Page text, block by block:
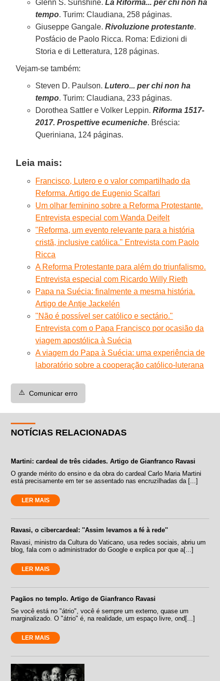
Glenn S. Sunshine.La Riforma... per chi non ha
tempo. Turim: Claudiana, 258 páginas.
Giuseppe Gangale.Rivoluzione protestante.
Posfácio de Paolo Ricca. Roma: Edizioni di
Storia e di Letteratura, 128 páginas.
Vejam-se também:
Steven D. Paulson.Lutero... per chi non ha
tempo. Turim: Claudiana, 233 páginas.
Dorothea Sattler e Volker Leppin.Riforma 1517-
2017. Prospettive ecumeniche. Bréscia:
Queriniana, 124 páginas.
Leia mais:
Francisco, Lutero e o valor compartilhado da
Reforma. Artigo de Eugenio Scalfari
Um olhar feminino sobre a Reforma Protestante.
Entrevista especial com Wanda Deifelt
"Reforma, um evento relevante para a história
cristã, inclusive católica." Entrevista com Paolo
Ricca
A Reforma Protestante para além do triunfalismo.
Entrevista especial com Ricardo Willy Rieth
Papa na Suécia: finalmente a mesma história.
Artigo de Antje Jackelén
"Não é possível ser católico e sectário."
Entrevista com o Papa Francisco por ocasião da
viagem apostólica à Suécia
A viagem do Papa à Suécia: uma experiência de
laboratório sobre a cooperação católico-luterana
⚠️ Comunicar erro
NOTÍCIAS RELACIONADAS
Martini: cardeal de três cidades. Artigo de Gianfranco Ravasi
O grande mérito do ensino e da obra do cardeal Carlo Maria Martini
está precisamente em ter se assentado nas encruzilhadas da [...]
LER MAIS
Ravasi, o cibercardeal: ''Assim levamos a fé à rede''
Ravasi, ministro da Cultura do Vaticano, usa redes sociais, abriu um
blog, fala com o administrador do Google e explica por que a[...]
LER MAIS
Pagãos no templo. Artigo de Gianfranco Ravasi
Se você está no "átrio", você é sempre um externo, quase um
marginalizado. O "átrio" é, na realidade, um espaço livre, ond[...]
LER MAIS